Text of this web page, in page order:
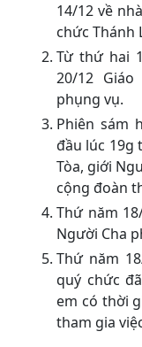
14/12 về
chức Thánh
Từ thứ hai
20/12
phụng vụ.
Phiên sám
đầu lúc 19g
Tòa, giới
cộng đoàn
Thứ năm
Người Cha
Thứ năm
quý chức
em có thời
tham gia